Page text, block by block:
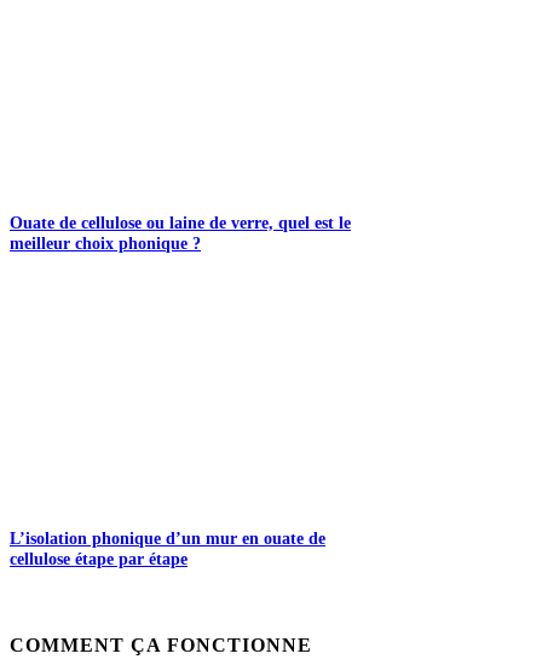
Ouate de cellulose ou laine de verre, quel est le
meilleur choix phonique ?
L’isolation phonique d’un mur en ouate de
cellulose étape par étape
COMMENT ÇA FONCTIONNE